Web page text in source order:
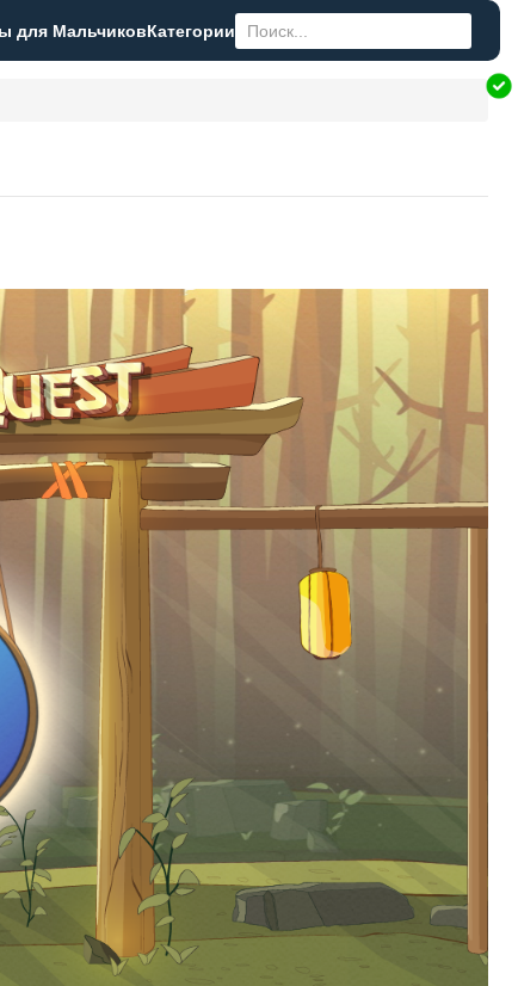
для МальчиковКатегории